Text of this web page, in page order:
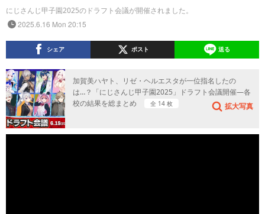
にじさんじ甲子園2025のドラフト会議が開催されました。
2025.6.16 Mon 20:15
シェア ポスト 送る
加賀美ハヤト、リゼ・ヘルエスタが一位指名したの
は…？「にじさんじ甲子園2025」ドラフト会議開催―各
校の結果を総まとめ
全 14 枚 拡大写真